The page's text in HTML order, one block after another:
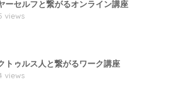
ーセルフと繋がるオンライン講座
views
トゥルス人と繋がるワーク講座
views